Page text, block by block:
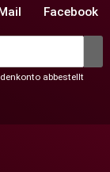
Facebook
abbestellt